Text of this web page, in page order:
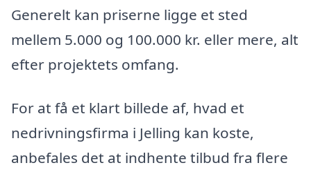
Generelt kan priserne ligge et sted
mellem 5.000 og 100.000 kr. eller mere, alt
efter projektets omfang.
For at få et klart billede af, hvad et
nedrivningsfirma i Jelling kan koste,
anbefales det at indhente tilbud fra flere